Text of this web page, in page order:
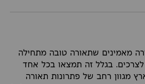
מאמינים שתאורה טובה מתחילה
בגלל זה תמצאו בכל אחד
מגוון רחב של פתרונות תאורה